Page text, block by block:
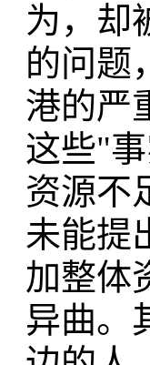
为，却
的问题
港的严
这些"
资源不
未能提
加整体
异曲。